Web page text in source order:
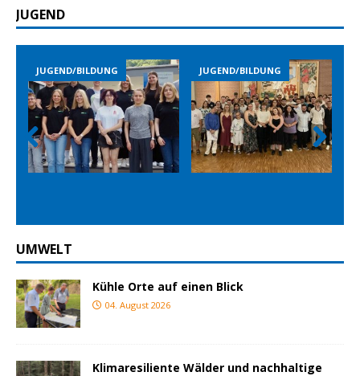
JUGEND
JUGEND/BILDUNG JUGEND/BILDUNG
Prev
ious
Nex
t
UMWELT
Kühle Orte auf einen Blick
04. August 2026
Klimaresiliente Wälder und nachhaltige